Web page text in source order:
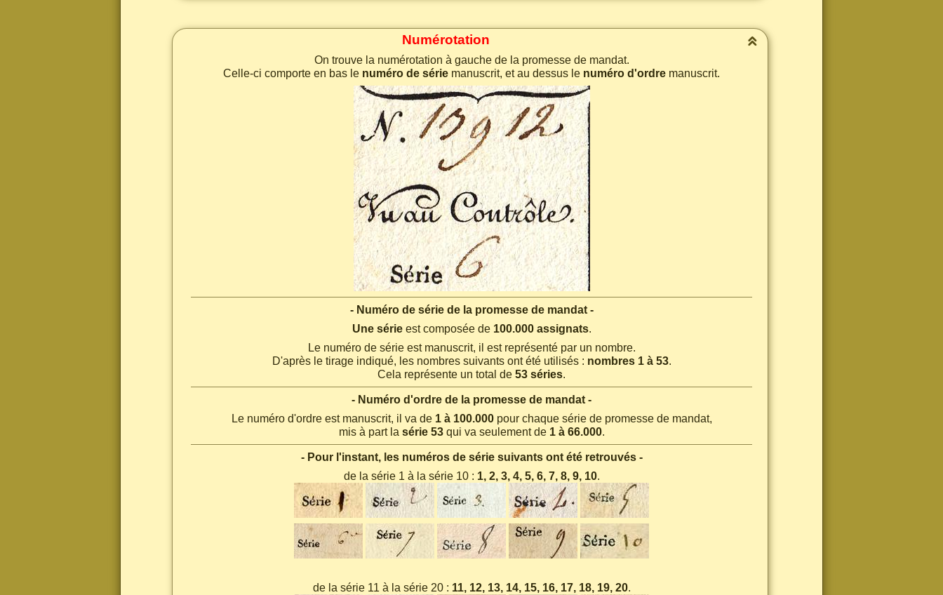
Numérotation
On trouve la numérotation à gauche de la promesse de mandat.
Celle-ci comporte en bas le numéro de série manuscrit, et au dessus le numéro d'ordre manuscrit.
- Numéro de série de la promesse de mandat -
Une sérieest composée de 100.000 assignats.
Le numéro de série est manuscrit, il est représenté par un nombre.
D'après le tirage indiqué, les nombres suivants ont été utilisés : nombres 1 à 53.
Cela représente un total de 53 séries.
- Numéro d'ordre de la promesse de mandat -
Le numéro d'ordre est manuscrit, il va de 1 à 100.000pour chaque série de promesse de mandat,
mis à part la série 53qui va seulement de 1 à 66.000.
- Pour l'instant, les numéros de série suivants ont été retrouvés -
de la série 1 à la série 10 : 1, 2, 3, 4, 5, 6, 7, 8, 9, 10.
de la série 11 à la série 20 : 11, 12, 13, 14, 15, 16, 17, 18, 19, 20.